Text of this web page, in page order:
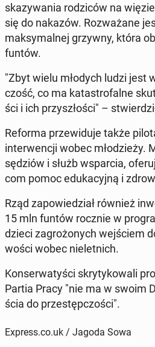
ska­zy­wa­nia ro­dzi­ców na
się do nakazów. Roz­wa­ża­ne
mak­sy­mal­nej grzywny, która
funtów.
"Zbyt wielu młodych ludzi jest
czość, co ma ka­ta­stro­fal­ne
ści i ich przy­szło­ści" –
Reforma prze­wi­du­je także
in­ter­wen­cji wobec mło­dzie­ży.
sędziów i służb wspar­cia,
com pomoc edu­ka­cyj­ną i
Rząd za­po­wie­dział również
15 mln funtów rocznie w
dzieci za­gro­żo­nych wej­ściem
wo­ści wobec nie­let­nich.
Kon­ser­wa­ty­ści skry­ty­ko­wa­li
Partia Pracy "nie ma w swoim
ścia do prze­stęp­czo­ści".
Express.co.uk / Jagoda Sowa